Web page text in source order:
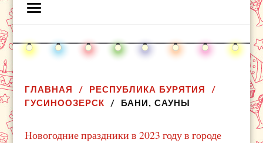
ГЛАВНАЯ
РЕСПУБЛИКА БУРЯТИЯ
ГУСИНООЗЕРСК
БАНИ, САУНЫ
Новогодние праздники в 2023 году в городе